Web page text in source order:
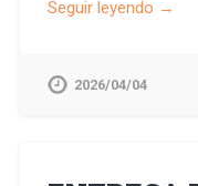
Seguir leyendo →
2026/04/04